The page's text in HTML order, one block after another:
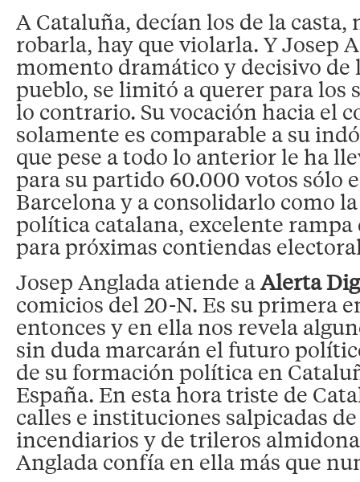
A Cataluña, decían los de la casta,
robarla, hay que violarla. Y Josep
momento dramático y decisivo de
pueblo, se limitó a querer para los
lo contrario. Su vocación hacia el
solamente es comparable a su
que pese a todo lo anterior le ha
para su partido 60.000 votos sólo
Barcelona y a consolidarlo como
política catalana, excelente
para próximas contiendas
Josep Anglada atiende a Alerta
comicios del 20-N. Es su primera
entonces y en ella nos revela
sin duda marcarán el futuro
de su formación política en
España. En esta hora triste de
calles e instituciones salpicadas
incendiarios y de trileros
Anglada confía en ella más que